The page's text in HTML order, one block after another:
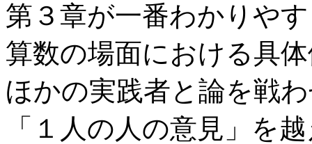
第３章が一番わかりや
算数の場面における具
ほかの実践者と論を戦
「１人の人の意見」を